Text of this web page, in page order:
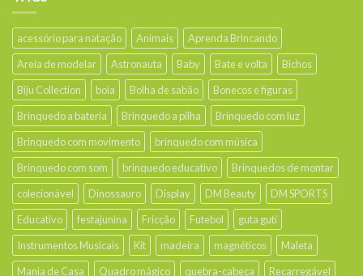
acessório para natação Animais
Aprenda Brincando
Areia de modelar
Astronauta Baby Bate e volta
Bichos
Biju Collection
boia Bolha de sabão
Bonecos e figuras
Brinquedo a bateria
Brinquedo a pilha
Brinquedo com luz
Brinquedo com movimento
brinquedo com música
Brinquedo com som
brinquedo educativo
Brinquedos de montar
colecionável
Dinossauro Display DM Beauty
DM SPORTS
Educativo
festajunina Fricção Futebol
guta guti
Instrumentos Musicais
Kit madeira magnéticos
Maleta
Mania de Casa
Quadro mágico quebra-cabeça Recarregável